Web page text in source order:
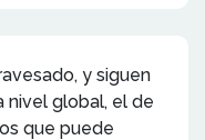
y siguen
nivel global, el de
que puede